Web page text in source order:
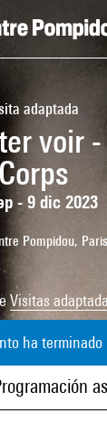
adaptada
voir -
Corps
- 9 dic 2023
Pompidou, Paris
Visitas
ha terminado